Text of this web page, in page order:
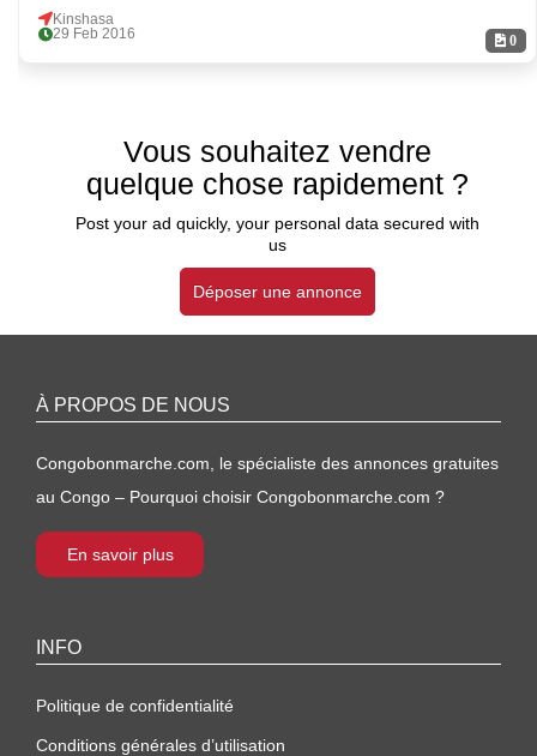
0
Kinshasa
29 Feb 2016
Vous souhaitez vendre
quelque chose rapidement ?
Post your ad quickly, your personal data secured with
us
Déposer une annonce
À PROPOS DE NOUS
Congobonmarche.com, le spécialiste des annonces gratuites
au Congo – Pourquoi choisir Congobonmarche.com ?
En savoir plus
INFO
Politique de confidentialité
Conditions générales d’utilisation